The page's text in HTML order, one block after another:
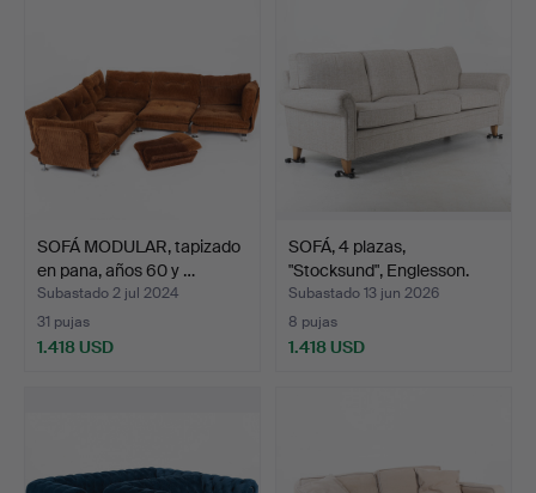
SOFÁ MODULAR, tapizado
en pana, años 60 y …
Subastado 2 jul 2024
31 pujas
1.418 USD
SOFÁ, 4 plazas,
"Stocksund", Englesson.
Subastado 13 jun 2026
8 pujas
1.418 USD